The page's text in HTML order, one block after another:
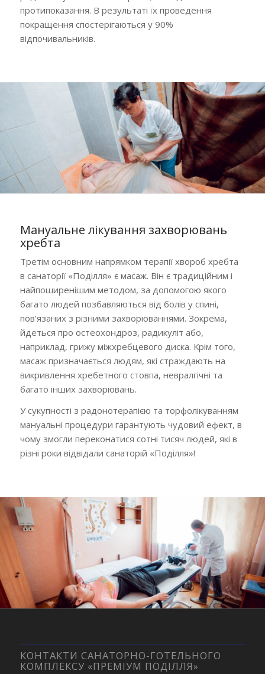
протипоказання. В результаті їх проведення
покращення спостерігаються у 90%
відпочивальників.
Мануальне лікування захворювань
хребта
Третім основним напрямком терапії хвороб хребта
в санаторії «Поділля» є масаж. Він є традиційним і
найпоширенішим методом, за допомогою якого
багато людей позбавляються від болів у спині,
пов’язаних з різними захворюваннями. Зокрема,
йдеться про остеохондроз, радикуліт або,
наприклад, грижу міжхребцевого диска. Крім того,
масаж призначається людям, які страждають на
викривлення хребетного стовпа, невралгічні та
багато інших захворювань.
У сукупності з радонотерапією та торфолікуванням
мануальні процедури гарантують чудовий ефект, в
чому змогли переконатися сотні тисяч людей, які в
різні роки відвідали санаторій «Поділля»!
КОНТАКТИ САНАТОРНО-ГОТЕЛЬНОГО
КОМПЛЕКСУ «ПРЕМІУМ ПОДІЛЛЯ»